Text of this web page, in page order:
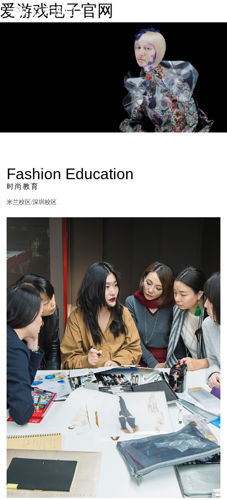
爱游戏电子官网
Fashion Education
时尚教育
米兰校区/深圳校区